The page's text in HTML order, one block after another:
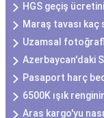
HGS geçiş
Maraş tavası
Uzamsal
Azerbaycan'daki
Pasaport harç
6500K ışık
Aras kargo'yu